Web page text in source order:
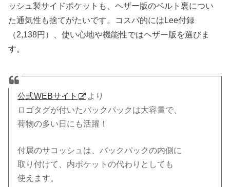
ッシュ製サイドポケットも、ヘザー版のベルト裏につい
た通気性も捨てがたいです。コスパ的にはLee付録
（2,138円）、使い心地や機能性ではヘザー版を選びま
す。
公式WEBサイト
より
ロゴタグが付いたバックパックは大容量で、
荷物の多い日にも活躍！
付属のサコッシュは、バックパックの内側に
取り付けて、内ポケットの代わりとしても
使えます。